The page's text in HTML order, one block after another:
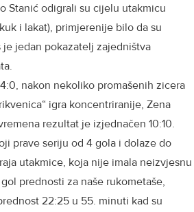
Stanić odigrali su cijelu utakmicu
i lakat), primjerenije bilo da su
jedan pokazatelj zajedništva
nakon nekoliko promašenih zicera
igra koncentriranije, Zena
rezultat je izjednačen 10:10.
prave seriju od 4 gola i dolaze do
utakmice, koja nije imala neizvjesnu
prednosti za naše rukometaše,
22:25 u 55. minuti kad su